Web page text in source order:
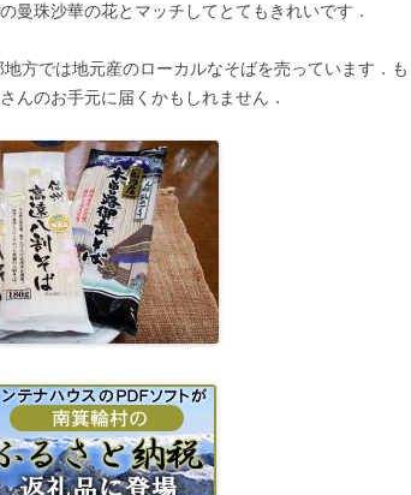
曼珠沙華の花とマッチしてとてもきれいです．
方では地元産のローカルなそばを売っています．も
んのお手元に届くかもしれません．